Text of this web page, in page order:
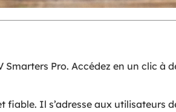
Pro. Accédez en un clic à
Il s’adresse aux utilisateurs